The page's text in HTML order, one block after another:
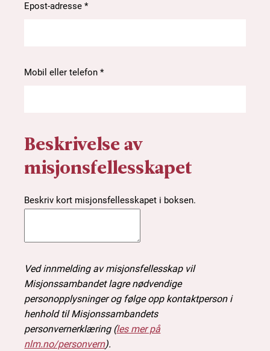
Epost-adresse *
Mobil eller telefon *
Beskrivelse av
misjonsfellesskapet
Beskriv kort misjonsfellesskapet i boksen.
Ved innmelding av misjonsfellesskap vil
Misjonssambandet lagre nødvendige
personopplysninger og følge opp kontaktperson i
henhold til Misjonssambandets
personvernerklæring (les mer på
nlm.no/personvern).